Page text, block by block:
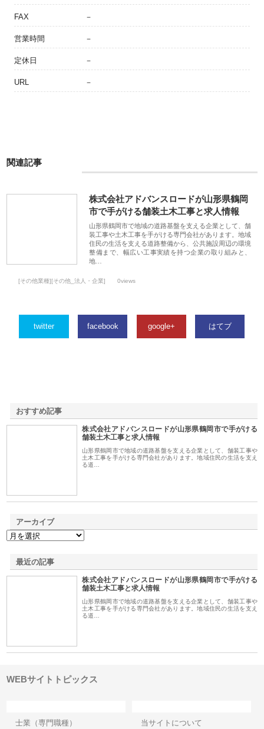
FAX －
営業時間 －
定休日 －
URL －
関連記事
株式会社アドバンスロードが山形県鶴岡
市で手がける舗装土木工事と求人情報
山形県鶴岡市で地域の道路基盤を支える企業として、舗
装工事や土木工事を手がける専門会社があります。地域
住民の生活を支える道路整備から、公共施設周辺の環境
整備まで、幅広い工事実績を持つ企業の取り組みと、
地…
[その他業種][その他_法人・企業] 0views
twitter facebook google+ はてブ
おすすめ記事
株式会社アドバンスロードが山形県鶴岡市で手がける
舗装土木工事と求人情報
山形県鶴岡市で地域の道路基盤を支える企業として、舗装工事や
土木工事を手がける専門会社があります。地域住民の生活を支え
る道…
アーカイブ
最近の記事
株式会社アドバンスロードが山形県鶴岡市で手がける
舗装土木工事と求人情報
山形県鶴岡市で地域の道路基盤を支える企業として、舗装工事や
土木工事を手がける専門会社があります。地域住民の生活を支え
る道…
WEBサイトトピックス
士業（専門職種）
当サイトについて